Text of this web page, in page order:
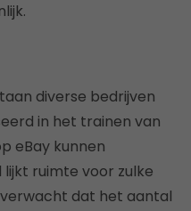
diverse bedrijven
in het trainen van
eBay kunnen
lijkt ruimte voor zulke
dat het aantal